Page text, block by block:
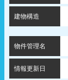
建物構造
物件管理名
情報更新日